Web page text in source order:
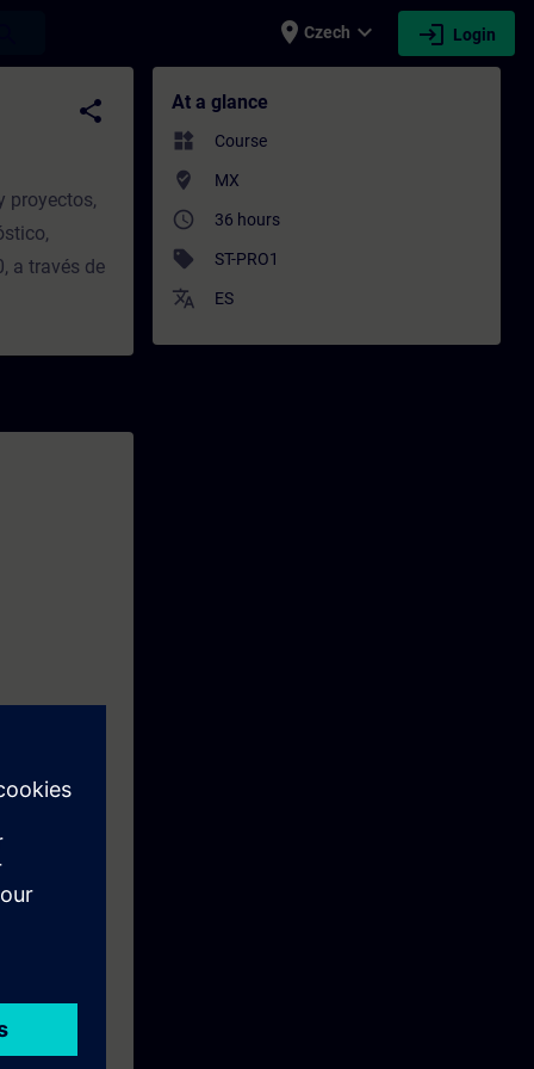
place Czech expand_more login Login
- Professional development | SITRAIN
share
proyectos,
a través de
en
At a glance
widgets Course
where_to_vote MX
access_time 36 hours
sell ST-PRO1
translate ES